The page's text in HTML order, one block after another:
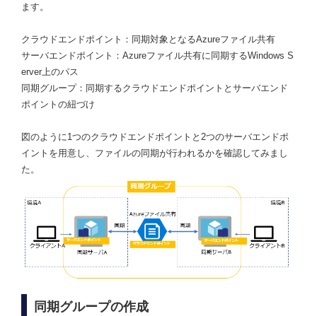
ます。
クラウドエンドポイント：同期対象となるAzureファイル共有
サーバエンドポイント：Azureファイル共有に同期するWindows S
erver上のパス
同期グループ：同期するクラウドエンドポイントとサーバエンド
ポイントの紐づけ
図のように1つのクラウドエンドポイントと2つのサーバエンドポ
イントを用意し、ファイルの同期が行われるかを確認してみまし
た。
同期グループの作成